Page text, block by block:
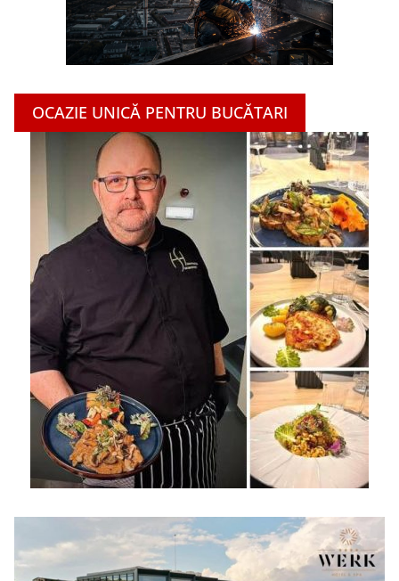
OCAZIE UNICĂ PENTRU BUCĂTARI